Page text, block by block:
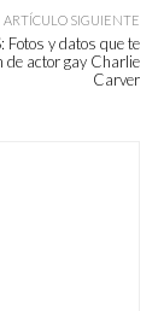
ARTÍCULO SIGUIENTE
Fotos y datos que te
de actor gay Charlie
Carver